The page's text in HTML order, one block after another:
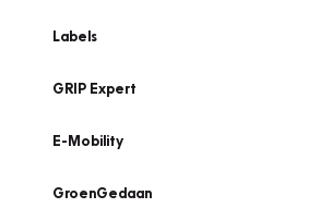
Labels
GRIP Expert
E-Mobility
GroenGedaan